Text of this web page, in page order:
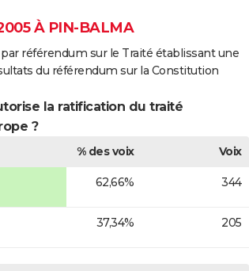
À PIN-BALMA
référendum sur le Traité établissant une
du référendum sur la Constitution
la ratification du traité
?
% des voix
Voix
62,66% 344
37,34% 205